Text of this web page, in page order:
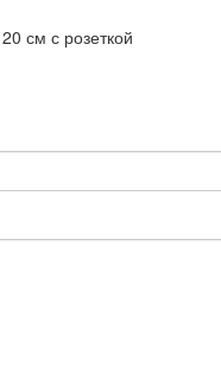
см с розеткой